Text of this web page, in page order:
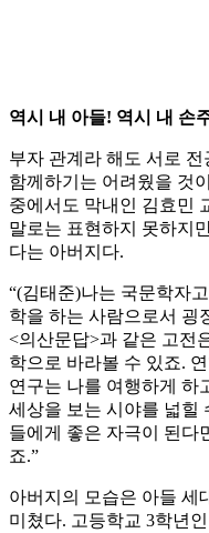
역시 내 아들! 역시 내 손
부자 관계라 해도 서로
함께하기는 어려웠을 것
중에서도 막내인 김효민
말로는 표현하지 못하지
다는 아버지다.
“(김태준)나는 국문학자
학을 하는 사람으로서 굉
<의산문답>과 같은 고전
학으로 바라볼 수 있죠.
연구는 나를 여행하게 하
세상을 보는 시야를 넓힐
들에게 좋은 자극이 된다
죠.”
아버지의 모습은 아들 세
미쳤다. 고등학교 3학년